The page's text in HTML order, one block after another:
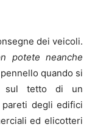
dei veicoli.
potete neanche
quando si
sul tetto di un
degli edifici
ed elicotteri